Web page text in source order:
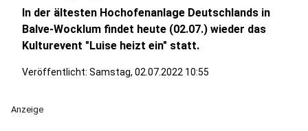
In der ältesten Hochofenanlage Deutschlands in
Balve-Wocklum findet heute (02.07.) wieder das
Kulturevent "Luise heizt ein" statt.
Veröffentlicht: Samstag, 02.07.2022 10:55
Anzeige